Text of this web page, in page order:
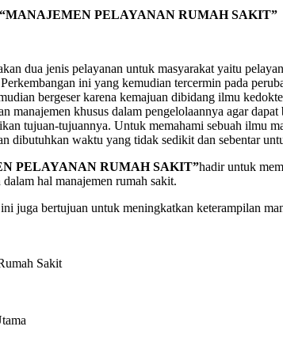
“MANAJEMEN PELAYANAN RUMAH SAKIT”
dua jenis pelayanan untuk masyarakat yaitu
ini yang kemudian tercermin pada
bergeser karena kemajuan dibidang ilmu
manajemen khusus dalam pengelolaannya agar
tujuan-tujuannya. Untuk memahami sebuah ilmu
dibutuhkan waktu yang tidak sedikit dan sebentar
PELAYANAN RUMAH SAKIT”hadir untuk
hal manajemen rumah sakit.
ini juga bertujuan untuk meningkatkan keterampilan
Sakit